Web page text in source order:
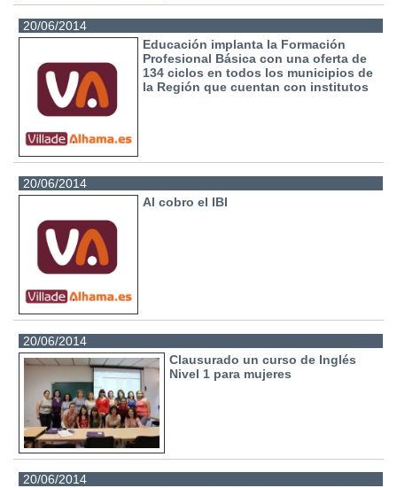
20/06/2014
Educación implanta la Formación
Profesional Básica con una oferta de
134 ciclos en todos los municipios de
la Región que cuentan con institutos
20/06/2014
Al cobro el IBI
20/06/2014
Clausurado un curso de Inglés
Nivel 1 para mujeres
20/06/2014